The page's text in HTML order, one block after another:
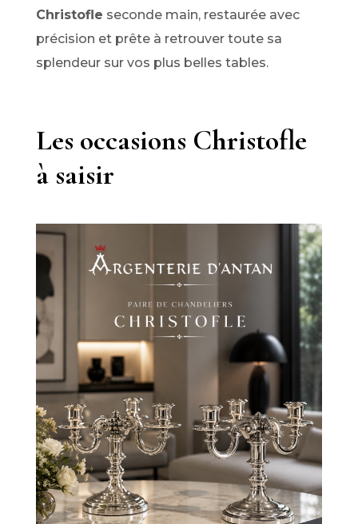
Christofle seconde main, restaurée avec
précision et prête à retrouver toute sa
splendeur sur vos plus belles tables.
Les occasions Christofle
à saisir